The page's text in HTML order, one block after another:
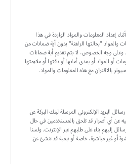
إعداد المعلومات والمواد الواردة في هذا
والمواد "بحالتها الراهنة" بدون أية ضمانات من
وجه الخصوص، لا يتم تقديم أية ضمانات
أو المواد أو بمدى أمانها أو دقتها أو ملاءمتها
بالاقتران مع هذه المعلومات والمواد.
البريد الإلكتروني المرسلة لبنك البركة عن
عن أي أضرار قد تلحق بالمستخدمين في حال
إليهم بناء على طلبهم عبر الإنترنت. ولسنا
أو غير مباشرة، خاصة أو تبعية قد تنشئ عن